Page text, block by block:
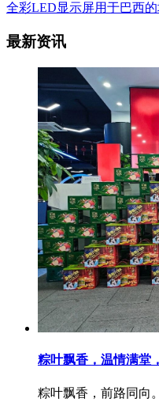
全彩LED显示屏用于巴西
最新资讯
粽叶飘香，温情满堂
粽叶飘香，前路同向